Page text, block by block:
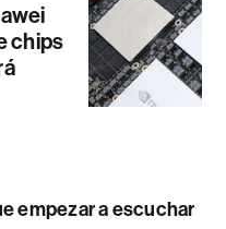
chips
empezar a escuchar